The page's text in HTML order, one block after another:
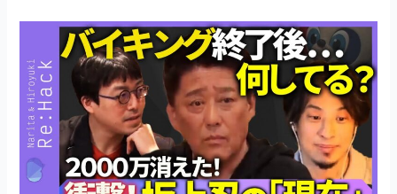
o
k
ョ
ン